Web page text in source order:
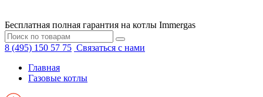
Бесплатная полная гарантия на котлы Immergas
8 (495) 150 57 75 Связаться с нами
Главная
Газовые котлы